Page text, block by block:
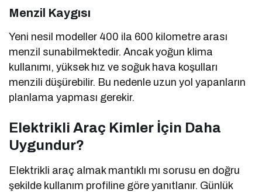
Menzil Kaygısı
Yeni nesil modeller 400 ila 600 kilometre arası
menzil sunabilmektedir. Ancak yoğun klima
kullanımı, yüksek hız ve soğuk hava koşulları
menzili düşürebilir. Bu nedenle uzun yol yapanların
planlama yapması gerekir.
Elektrikli Araç Kimler İçin Daha
Uygundur?
Elektrikli araç almak mantıklı mı sorusu en doğru
şekilde kullanım profiline göre yanıtlanır. Günlük